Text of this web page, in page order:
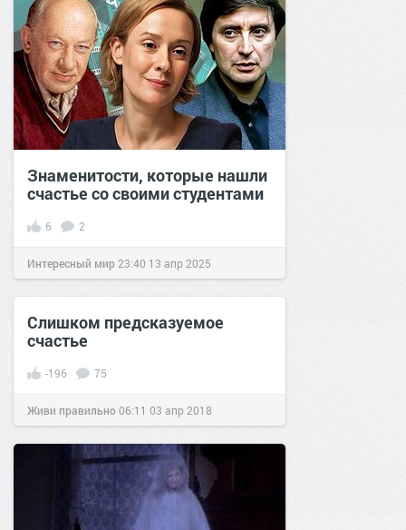
Знаменитости, которые нашли
счастье со своими студентами
6 2
Интересный мир 23:40 13 апр 2025
Слишком предсказуемое
счастье
-196 75
Живи правильно06:11 03 апр 2018